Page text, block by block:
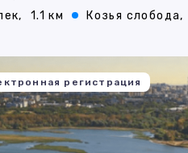
1.1 км Козья слобода,
регистрация